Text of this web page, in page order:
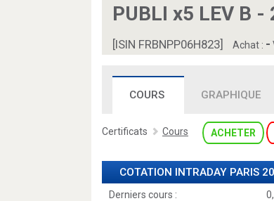
PUBLI x5 LEV B -
[ISIN FRBNPP06H823] Achat : -
COURS GRAPHIQUE
Certificats Cours ACHETER
COTATION INTRADAY PARIS
Derniers cours :